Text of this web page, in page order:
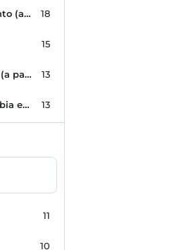
Servizio di trasferimento (a pagamento) 18
15
Navetta aeroportuale (a pagamento) 13
Spiaggia mista di sabbia e ghiaia 13
11
11
10